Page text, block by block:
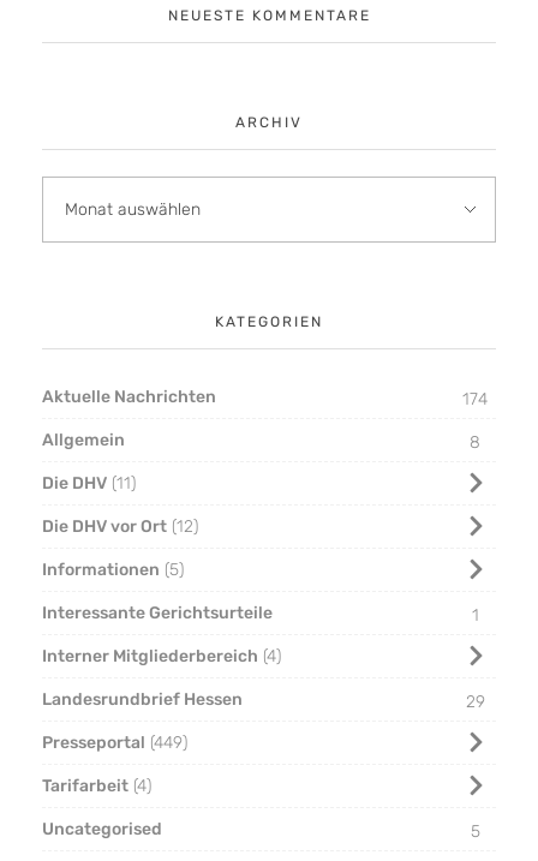
NEUESTE KOMMENTARE
ARCHIV
KATEGORIEN
Aktuelle Nachrichten
174
Allgemein
8
Die DHV 11
Die DHV vor Ort 12
Informationen 5
Interessante Gerichtsurteile
1
Interner Mitgliederbereich 4
Landesrundbrief Hessen
29
Presseportal 449
Tarifarbeit 4
Uncategorised
5